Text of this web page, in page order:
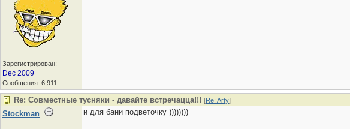
Зарегистрирован:
Dec 2009
Сообщения: 6,911
Re: Совместные тусняки - давайте встречацца!!! [Re: Arty]
Stockman и для бани подветочку ))))))))